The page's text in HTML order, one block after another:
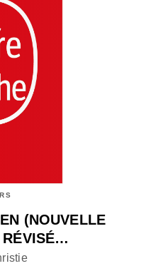
(NOUVELLE
RÉVISÉ…